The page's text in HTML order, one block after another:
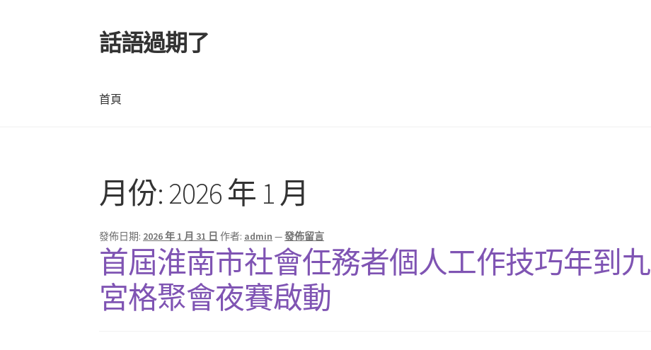
跳
至
覽
列
跳
至
要
內
話語過期了
首頁
月份: 2026 年 1 月
發佈日期: 2026 年 1 月 31 日 作者: admin —發佈留言
首屆淮南市社會任務者個人工作技巧年到九
宮格聚會夜賽啟動